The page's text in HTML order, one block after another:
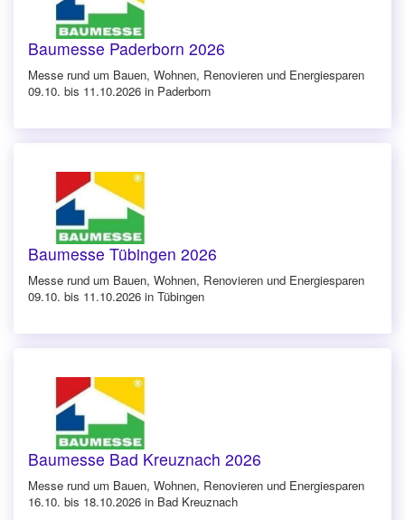
Baumesse Paderborn 2026
Messe rund um Bauen, Wohnen, Renovieren und Energiesparen
09.10. bis 11.10.2026 in Paderborn
Baumesse Tübingen 2026
Messe rund um Bauen, Wohnen, Renovieren und Energiesparen
09.10. bis 11.10.2026 in Tübingen
Baumesse Bad Kreuznach 2026
Messe rund um Bauen, Wohnen, Renovieren und Energiesparen
16.10. bis 18.10.2026 in Bad Kreuznach